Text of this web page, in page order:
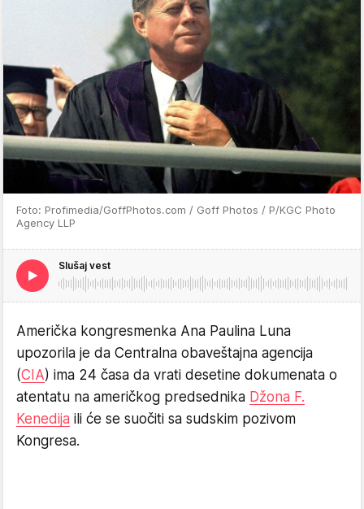
Foto: Profimedia/GoffPhotos.com / Goff Photos / P/KGC Photo
Agency LLP
Slušaj vest
Američka kongresmenka Ana Paulina Luna
upozorila je da Centralna obaveštajna agencija
(CIA) ima 24 časa da vrati desetine dokumenata o
atentatu na američkog predsednika Džona F.
Kenedija ili će se suočiti sa sudskim pozivom
Kongresa.